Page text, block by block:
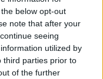
below opt-out
note that after your
seeing
utilized by
third parties prior to
of the further
coordina
redazione
sostenibile e
dei vicoli
professionale.